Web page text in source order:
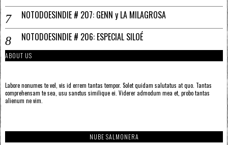
NOTODOESINDIE # 207: GENN y LA MILAGROSA
NOTODOESINDIE # 206: ESPECIAL SILOÉ
ABOUT US
Labore nonumes te vel, vis id errem tantas tempor. Solet quidam salutatus at quo. Tantas
comprehensam te sea, usu sanctus similique ei. Viderer admodum mea et, probo tantas
alienum ne vim.
NUBE SALMONERA